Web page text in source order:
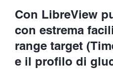
Con LibreView
con estrema
range target
e il profilo di